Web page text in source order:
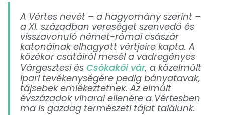
A Vértes nevét – a hagyomány szerint –
a XI. században vereséget szenvedő és
visszavonuló német-római császár
katonáinak elhagyott vértjeire kapta. A
közékor csatáiról mesél a vadregényes
Várgesztesi és Csókakői vár, a közelmúlt
ipari tevékenységére pedig bányatavak,
tájsebek emlékeztetnek. Az elmúlt
évszázadok viharai ellenére a Vértesben
ma is gazdag természeti tájat találunk.